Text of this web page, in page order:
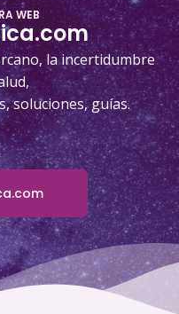
WEB
la incertidumbre
soluciones, guías.